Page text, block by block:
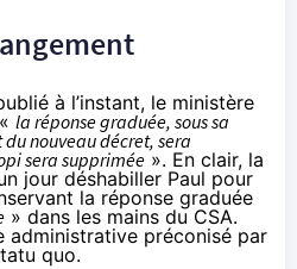
à l’instant, le ministère
la réponse graduée, sous sa
nouveau décret, sera
sera supprimée ». En clair, la
jour déshabiller Paul pour
la réponse graduée
» dans les mains du CSA.
administrative préconisé par
quo.